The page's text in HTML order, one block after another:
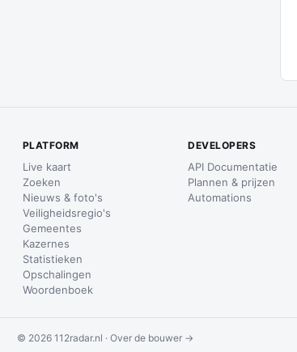
PLATFORM
Live kaart
Zoeken
Nieuws & foto's
Veiligheidsregio's
Gemeentes
Kazernes
Statistieken
Opschalingen
Woordenboek
DEVELOPERS
API Documentatie
Plannen & prijzen
Automations
© 2026 112radar.nl · Over de bouwer →